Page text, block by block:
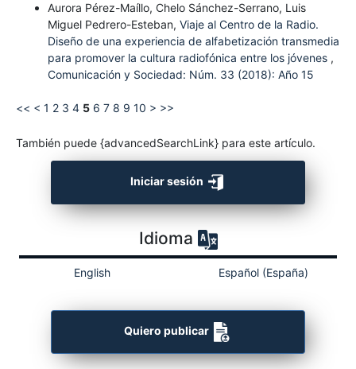
Aurora Pérez-Maíllo, Chelo Sánchez-Serrano, Luis
Miguel Pedrero-Esteban, Viaje al Centro de la Radio.
Diseño de una experiencia de alfabetización transmedia
para promover la cultura radiofónica entre los jóvenes ,
Comunicación y Sociedad: Núm. 33 (2018): Año 15
<< < 1 2 3 4 5 6 7 8 9 10 > >>
También puede {advancedSearchLink} para este artículo.
Iniciar sesión
Idioma
English Español (España)
Quiero publicar